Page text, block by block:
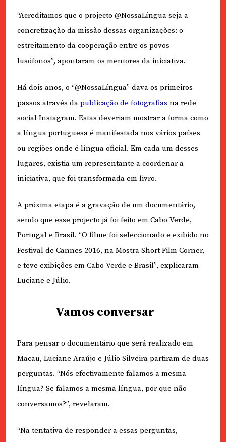
“Acreditamos que o projecto @NossaLíngua seja a
concretização da missão dessas organizações: o
estreitamento da cooperação entre os povos
lusófonos”, apontaram os mentores da iniciativa.
Há dois anos, o “@NossaLíngua” dava os primeiros
passos através da publicação de fotografias na rede
social Instagram. Estas deveriam mostrar a forma como
a língua portuguesa é manifestada nos vários países
ou regiões onde é língua oficial. Em cada um desses
lugares, existia um representante a coordenar a
iniciativa, que foi transformada em livro.
A próxima etapa é a gravação de um documentário,
sendo que esse projecto já foi feito em Cabo Verde,
Portugal e Brasil. “O filme foi seleccionado e exibido no
Festival de Cannes 2016, na Mostra Short Film Corner,
e teve exibições em Cabo Verde e Brasil”, explicaram
Luciane e Júlio.
Vamos conversar
Para pensar o documentário que será realizado em
Macau, Luciane Araújo e Júlio Silveira partiram de duas
perguntas. “Nós efectivamente falamos a mesma
língua? Se falamos a mesma língua, por que não
conversamos?”, revelaram.
“Na tentativa de responder a essas perguntas,